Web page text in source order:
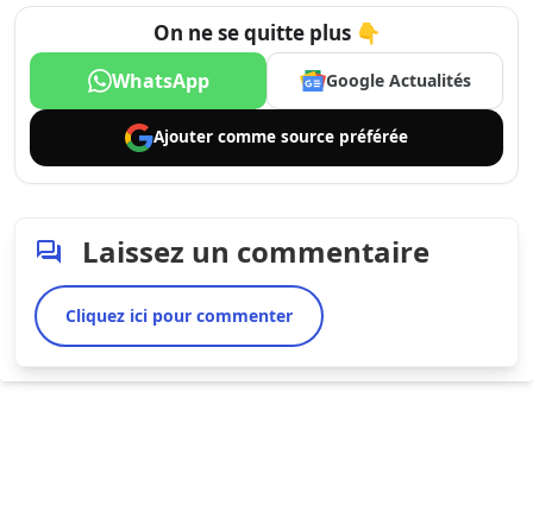
On ne se quitte plus 👇
WhatsApp Google Actualités
Ajouter comme source préférée
Laissez un commentaire
Cliquez ici pour commenter